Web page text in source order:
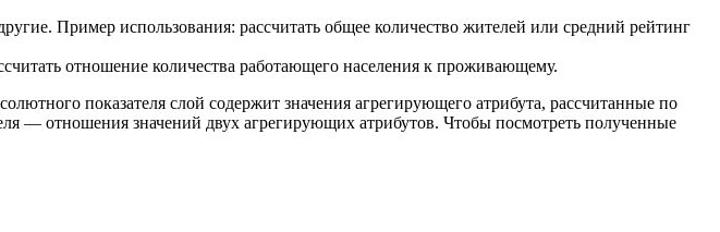
Пример использования: рассчитать общее количество жителей или средний рейтинг
отношение количества работающего населения к проживающему.
показателя слой содержит значения агрегирующего атрибута, рассчитанные по
— отношения значений двух агрегирующих атрибутов. Чтобы посмотреть полученные